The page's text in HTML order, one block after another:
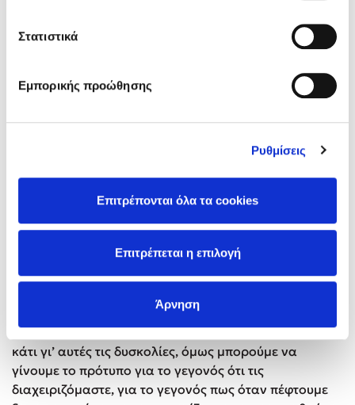
Στατιστικά
Εμπορικής προώθησης
Ρυθμίσεις
Επιτρέπονται όλα τα cookies
Επιτρέπεται η επιλογή
Άρνηση
Η ιδέα δεν είναι να κρύψουμε από τα παιδιά μας τις
πιάνουν όλα όσα συμβαίνουν σε ένα σπίτι ή στον
κόσμο γύρω μας. Ίσως να μην μπορούμε να κάνουμε
κάτι γι’ αυτές τις δυσκολίες, όμως μπορούμε να
γίνουμε το πρότυπο για το γεγονός ότι τις
διαχειριζόμαστε, για το γεγονός πως όταν πέφτουμε